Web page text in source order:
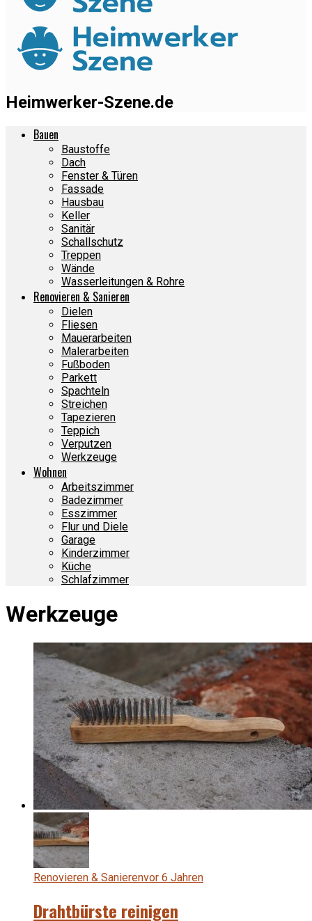
Heimwerker-Szene.de
Bauen
Baustoffe
Dach
Fenster & Türen
Fassade
Hausbau
Keller
Sanitär
Schallschutz
Treppen
Wände
Wasserleitungen & Rohre
Renovieren & Sanieren
Dielen
Fliesen
Mauerarbeiten
Malerarbeiten
Fußboden
Parkett
Spachteln
Streichen
Tapezieren
Teppich
Verputzen
Werkzeuge
Wohnen
Arbeitszimmer
Badezimmer
Esszimmer
Flur und Diele
Garage
Kinderzimmer
Küche
Schlafzimmer
Werkzeuge
Renovieren & Sanierenvor 6 Jahren
Drahtbürste reinigen